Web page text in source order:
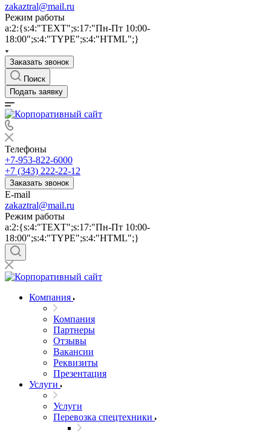
zakaztral@mail.ru
Режим работы
a:2:{s:4:"TEXT";s:17:"Пн-Пт 10:00-
18:00";s:4:"TYPE";s:4:"HTML";}
Заказать звонок
Поиск
Подать заявку
Телефоны
+7-953-822-6000
+7 (343) 222-22-12
Заказать звонок
E-mail
zakaztral@mail.ru
Режим работы
a:2:{s:4:"TEXT";s:17:"Пн-Пт 10:00-
18:00";s:4:"TYPE";s:4:"HTML";}
Компания
Компания
Партнеры
Отзывы
Вакансии
Реквизиты
Презентация
Услуги
Услуги
Перевозка спецтехники